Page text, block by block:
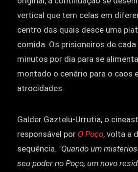
vertical que tem celas em
centro das quais desce uma
comida. Os prisioneiros de
minutos por dia para se
montado o cenário para o caos
atrocidades.
Galder Gaztelu-Urrutia, o
responsável por O Poço, volta a
sequência. "Quando um
seu poder no Poço, um novo